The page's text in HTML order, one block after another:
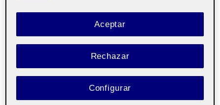
PEC05 Animación
SIN COMENTARIOS
Rechazar
Aceptar
Configurar